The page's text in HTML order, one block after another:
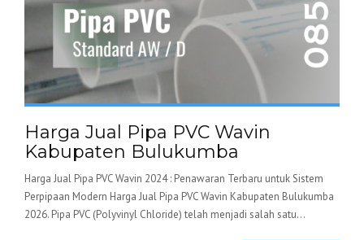
Harga Jual Pipa PVC Wavin
Kabupaten Bulukumba
Harga Jual Pipa PVC Wavin 2024 : Penawaran Terbaru untuk Sistem
Perpipaan Modern Harga Jual Pipa PVC Wavin Kabupaten Bulukumba
2026. Pipa PVC (Polyvinyl Chloride) telah menjadi salah satu...